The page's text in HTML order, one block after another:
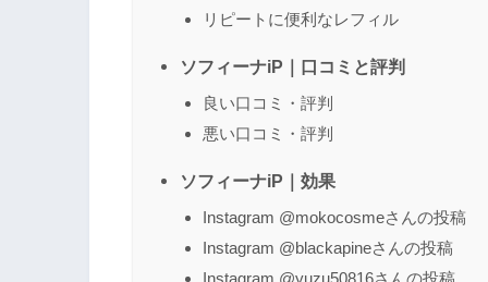
リピートに便利なレフィル
ソフィーナiP｜口コミと評判
良い口コミ・評判
悪い口コミ・評判
ソフィーナiP｜効果
Instagram @mokocosmeさんの投稿
Instagram @blackapineさんの投稿